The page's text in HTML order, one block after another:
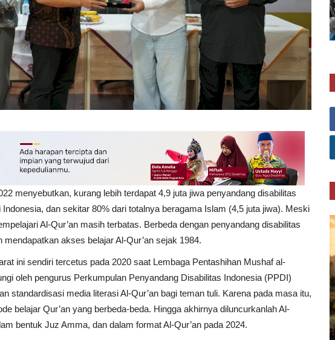
menyebutkan, kurang lebih terdapat 4,9 juta jiwa penyandang disabilitas
dan sekitar 80% dari totalnya beragama Islam (4,5 juta jiwa). Meski
Al-Qur’an masih terbatas. Berbeda dengan penyandang disabilitas
akses belajar Al-Qur’an sejak 1984.
ini sendiri tercetus pada 2020 saat Lembaga Pentashihan Mushaf al-
oleh pengurus Perkumpulan Penyandang Disabilitas Indonesia (PPDI)
standardisasi media literasi Al-Qur’an bagi teman tuli. Karena pada masa itu,
belajar Qur’an yang berbeda-beda. Hingga akhirnya diluncurkanlah Al-
bentuk Juz Amma, dan dalam format Al-Qur’an pada 2024.